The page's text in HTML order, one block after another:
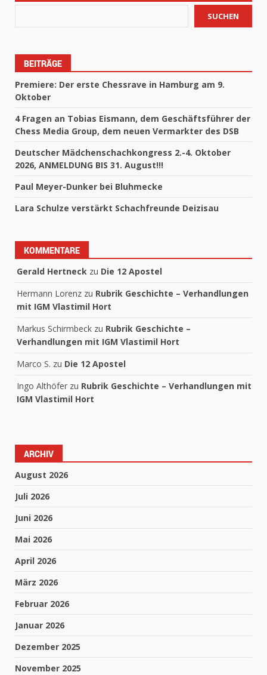
SUCHEN
BEITRÄGE
Premiere: Der erste Chessrave in Hamburg am 9.
Oktober
4 Fragen an Tobias Eismann, dem Geschäftsführer der
Chess Media Group, dem neuen Vermarkter des DSB
Deutscher Mädchenschachkongress 2.-4. Oktober
2026, ANMELDUNG BIS 31. August!!!
Paul Meyer-Dunker bei Bluhmecke
Lara Schulze verstärkt Schachfreunde Deizisau
KOMMENTARE
Gerald Hertneck zu Die 12 Apostel
Hermann Lorenz zu Rubrik Geschichte – Verhandlungen
mit IGM Vlastimil Hort
Markus Schirmbeck zu Rubrik Geschichte –
Verhandlungen mit IGM Vlastimil Hort
Marco S. zu Die 12 Apostel
Ingo Althöfer zu Rubrik Geschichte – Verhandlungen mit
IGM Vlastimil Hort
ARCHIV
August 2026
Juli 2026
Juni 2026
Mai 2026
April 2026
März 2026
Februar 2026
Januar 2026
Dezember 2025
November 2025